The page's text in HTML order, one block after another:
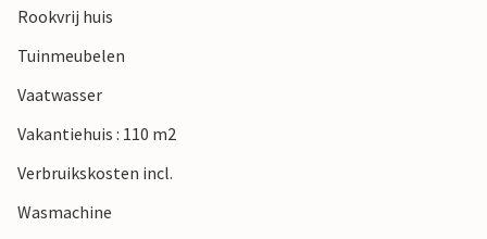
Rookvrij huis
Tuinmeubelen
Vaatwasser
Vakantiehuis : 110 m2
Verbruikskosten incl.
Wasmachine